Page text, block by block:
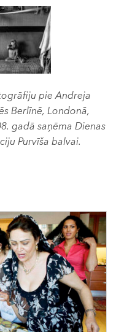
pie Andreja
Berlīnē, Londonā,
gadā saņēma Dienas
Purvīša balvai.